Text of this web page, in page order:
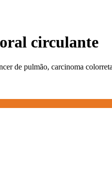
circulante
de pulmão, carcinoma